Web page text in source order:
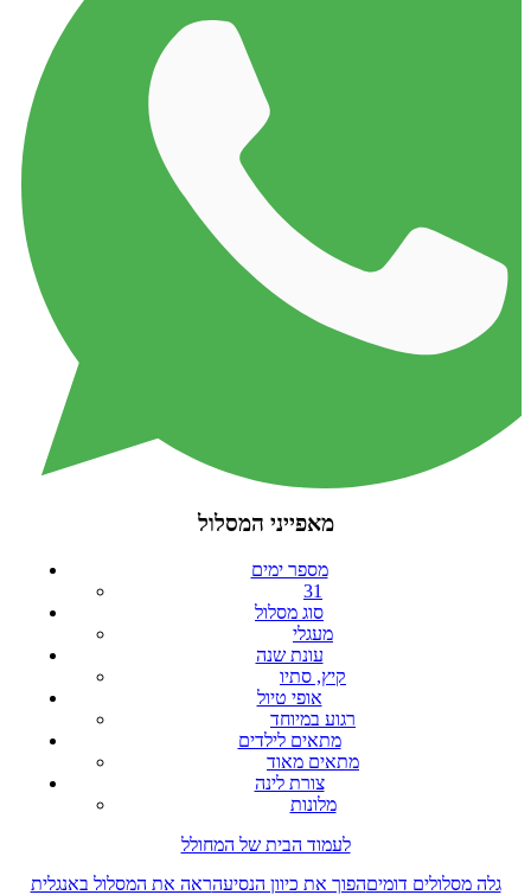
מאפייני המסלול
מספר ימים
31
סוג מסלול
מעגלי
עונת שנה
קיץ, סתיו
אופי טיול
רגוע במיוחד
מתאים לילדים
מתאים מאוד
צורת לינה
מלונות
לעמוד הבית של המחולל
גלה מסלולים דומיםהפוך את כיוון הנסיעהראה את המסלול באנגלית